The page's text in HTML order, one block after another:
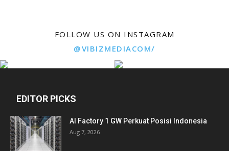
FOLLOW US ON INSTAGRAM
@VIBIZMEDIACOM/
EDITOR PICKS
AI Factory 1 GW Perkuat Posisi Indonesia
Aug 7, 2026